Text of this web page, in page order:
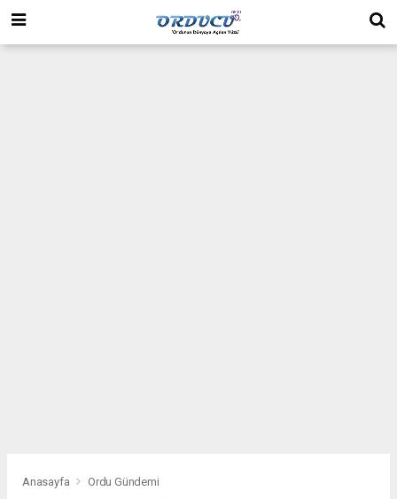
Anasayfa Ordu Gündemi